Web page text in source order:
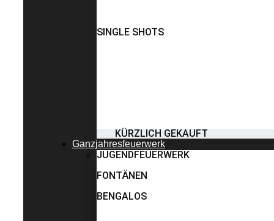
SINGLE SHOTS
KÜRZLICH GEKAUFT
Ganzjahresfeuerwerk
JUGENDFEUERWERK
FONTÄNEN
BENGALOS